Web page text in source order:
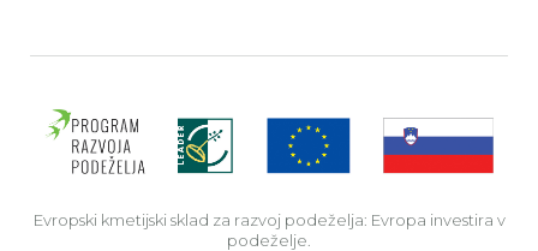
Evropski kmetijski sklad za razvoj podeželja: Evropa investira v
podeželje.